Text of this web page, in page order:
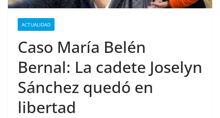
ACTUALIDAD
Caso María Belén
Bernal: La cadete Joselyn
Sánchez quedó en
libertad